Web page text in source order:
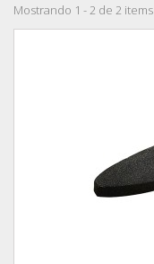
Mostrando 1 - 2 de 2 items